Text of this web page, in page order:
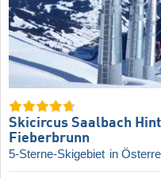
Skicircus Saalbach
Fieberbrunn
5-Sterne-Skigebiet in